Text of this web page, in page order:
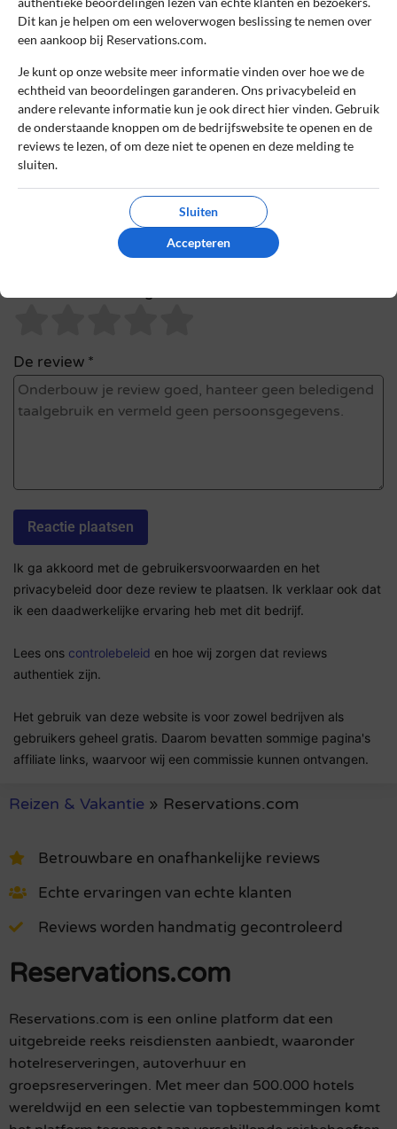
Naam *
E-mail*
Bestelnummer
De review *
Ik ga akkoord met de gebruikersvoorwaarden en het
privacybeleid door deze review te plaatsen. Ik verklaar ook dat
ik een daadwerkelijke ervaring heb met dit bedrijf.
Lees ons controlebeleid en hoe wij zorgen dat reviews
authentiek zijn.
Het gebruik van deze website is voor zowel bedrijven als
gebruikers geheel gratis. Daarom bevatten sommige pagina's
affiliate links, waarvoor wij een commissie kunnen ontvangen.
Reizen & Vakantie » Reservations.com
Betrouwbare en onafhankelijke reviews
Echte ervaringen van echte klanten
Reviews worden handmatig gecontroleerd
Reservations.com
Reservations.com is een online platform dat een
uitgebreide reeks reisdiensten aanbiedt, waaronder
hotelreserveringen, autoverhuur en
groepsreserveringen. Met meer dan 500.000 hotels
wereldwijd en een selectie van topbestemmingen komt
Dit kan je helpen om een weloverwogen beslissing te nemen over
een aankoop bij Reservations.com.
Je kunt op onze website meer informatie vinden over hoe we de
echtheid van beoordelingen garanderen. Ons privacybeleid en
andere relevante informatie kun je ook direct hier vinden. Gebruik
de onderstaande knoppen om de bedrijfswebsite te openen en de
reviews te lezen, of om deze niet te openen en deze melding te
sluiten.
Sluiten
Accepteren